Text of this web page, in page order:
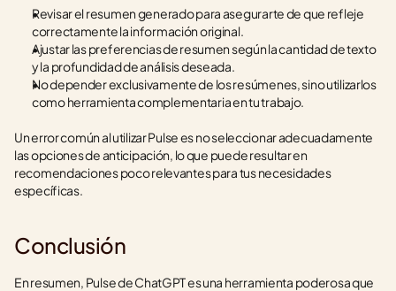
Revisar el resumen generado para asegurarte de que refleje
correctamente la información original.
Ajustar las preferencias de resumen según la cantidad de texto
y la profundidad de análisis deseada.
No depender exclusivamente de los resúmenes, sino utilizarlos
como herramienta complementaria en tu trabajo.
Un error común al utilizar Pulse es no seleccionar adecuadamente
las opciones de anticipación, lo que puede resultar en
recomendaciones poco relevantes para tus necesidades
específicas.
Conclusión
En resumen, Pulse de ChatGPT es una herramienta poderosa que